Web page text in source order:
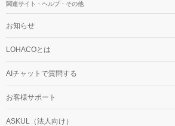
関連サイト・ヘルプ・その他
お知らせ
LOHACOとは
AIチャットで質問する
お客様サポート
ASKUL（法人向け）